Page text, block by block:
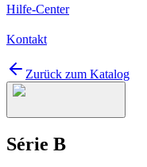
Hilfe-Center
Kontakt
Zurück zum Katalog
Série B